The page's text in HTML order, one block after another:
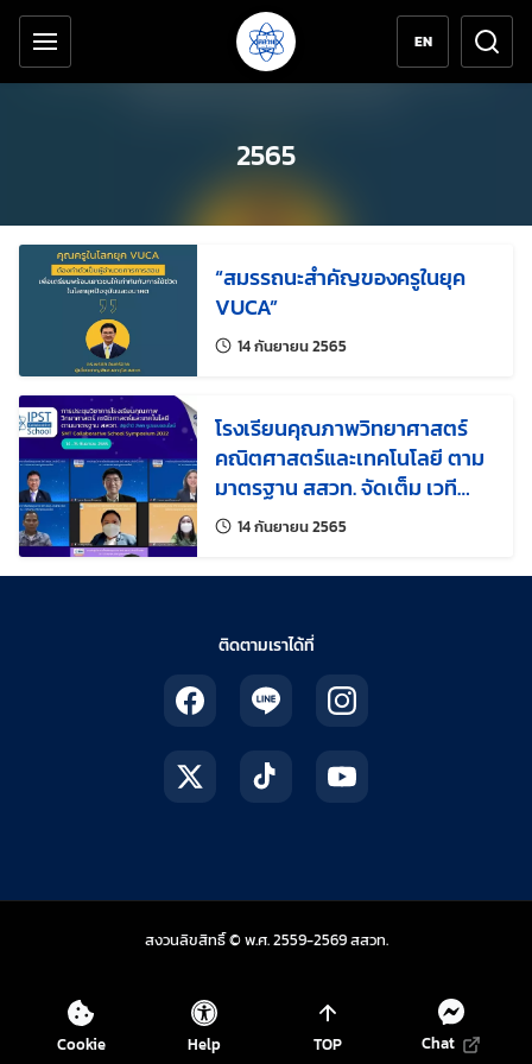
ข้ามไปยังเนื้อหาหลัก
เครื่องมือช่วยเหลือ
EN
2565
“สมรรถนะสำคัญของครูในยุค
VUCA”
14 กันยายน 2565แก้ไขล่าสุดเมื่อ:
โรงเรียนคุณภาพวิทยาศาสตร์
คณิตศาสตร์และเทคโนโลยี ตาม
มาตรฐาน สสวท. จัดเต็ม เวที
ออนไลน์ชูผลงานโรงเรียนและครู
14 กันยายน 2565แก้ไขล่าสุดเมื่อ:
ติดตามเราได้ที่
สงวนลิขสิทธิ์ © พ.ศ. 2559-2569สสวท.สถาบันส่งเสริมการสอ
Cookie Help TOP Chat